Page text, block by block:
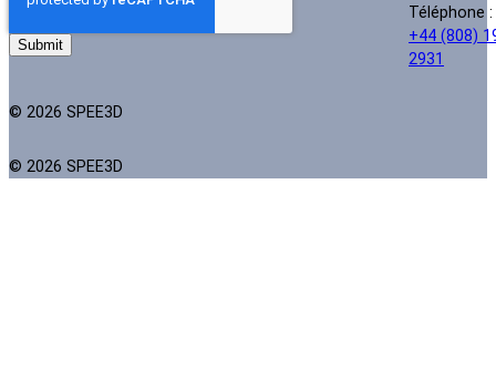
© 2026 SPEE3D
Téléphone :
+44 (808)
2931
© 2026 SPEE3D